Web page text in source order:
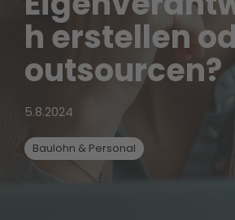
h erstellen
outsourcen?
5.8.2024
Baulohn & Personal